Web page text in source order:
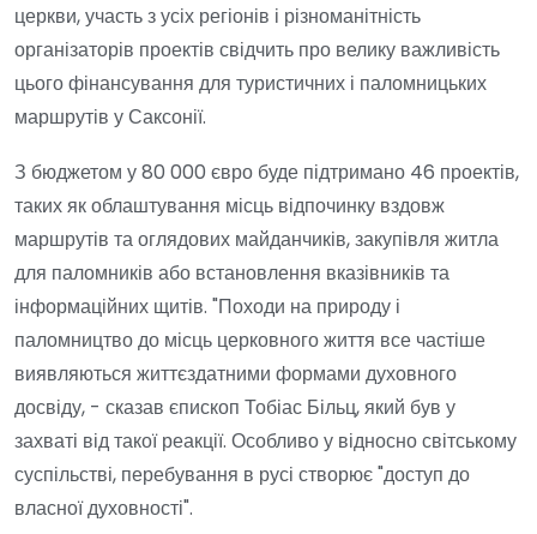
церкви, участь з усіх регіонів і різноманітність
організаторів проектів свідчить про велику важливість
цього фінансування для туристичних і паломницьких
маршрутів у Саксонії.
З бюджетом у 80 000 євро буде підтримано 46 проектів,
таких як облаштування місць відпочинку вздовж
маршрутів та оглядових майданчиків, закупівля житла
для паломників або встановлення вказівників та
інформаційних щитів. "Походи на природу і
паломництво до місць церковного життя все частіше
виявляються життєздатними формами духовного
досвіду, - сказав єпископ Тобіас Більц, який був у
захваті від такої реакції. Особливо у відносно світському
суспільстві, перебування в русі створює "доступ до
власної духовності".